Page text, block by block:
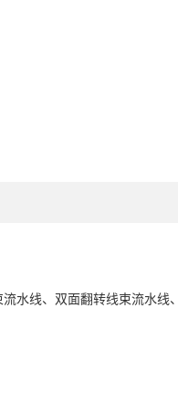
水线、双面翻转线束流水线